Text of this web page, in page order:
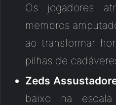
Os jogadores
membros
ao transformar
pilhas de
Zeds
baixo na